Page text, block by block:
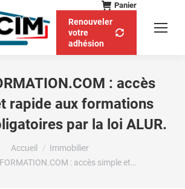
Panier
Renouveler
votre
adhésion
: accès
rapide aux formations
par la loi ALUR.
Accueil
Immobilier
: accès simple et…